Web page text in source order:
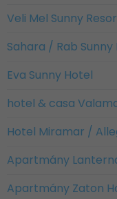
Veli Mel Sunny
Sahara / Rab Sunny
Eva Sunny Hotel
hotel & casa
Hotel Miramar /
Apartmány
Apartmány Zaton